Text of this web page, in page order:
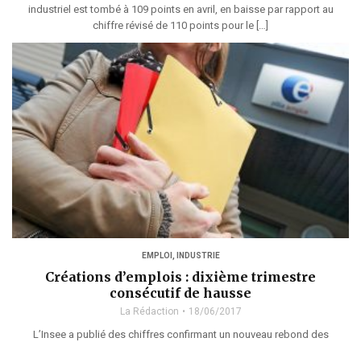
industriel est tombé à 109 points en avril, en baisse par rapport au
chiffre révisé de 110 points pour le […]
EMPLOI , INDUSTRIE
Créations d’emplois : dixième trimestre
consécutif de hausse
La Rédaction 18/06/2017
L’Insee a publié des chiffres confirmant un nouveau rebond des